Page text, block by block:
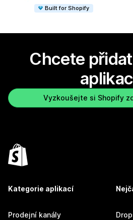
Built for Shopify
Chcete
Vyzkoušejte si Shopify
Kategorie aplikací
Prodejní kanály